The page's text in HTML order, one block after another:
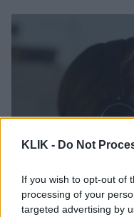
KLIK - Do Not
If you wish to opt-out of
processing of your
targeted advertising by